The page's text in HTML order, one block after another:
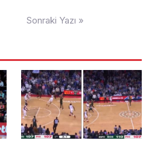
Sonraki Yazı »